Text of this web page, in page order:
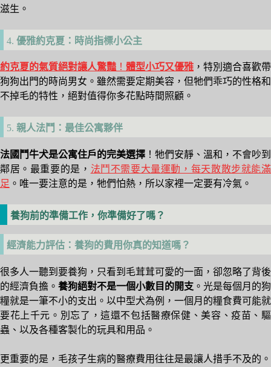
滋生。
4. 優雅約克夏：時尚指標小公主
約克夏的氣質絕對讓人驚豔 ！ 體型小巧又優雅 ，特別適合喜歡帶
狗狗出門的時尚男女。雖然需要定期美容，但牠們乖巧的性格和
不掉毛的特性，絕對值得你多花點時間照顧。
5. 親人法鬥：最佳公寓夥伴
法國鬥牛犬是公寓住戶的完美選擇 ！牠們安靜、溫和，不會吵到
鄰居。最重要的是， 法鬥不需要大量運動，每天散散步就能滿
足 。唯一要注意的是，牠們怕熱，所以家裡一定要有冷氣。
養狗前的準備工作，你準備好了嗎？
經濟能力評估：養狗的費用你真的知道嗎？
很多人一聽到要養狗，只看到毛茸茸可愛的一面，卻忽略了背後
的經濟負擔。 養狗絕對不是一個小數目的開支 。光是每個月的狗
糧就是一筆不小的支出。以中型犬為例，一個月的糧食費可能就
要花上千元。別忘了，這還不包括醫療保健、美容、疫苗、驅
蟲、以及各種客製化的玩具和用品。
更重要的是，毛孩子生病的醫療費用往往是最讓人措手不及的。